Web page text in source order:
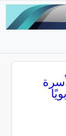
(12) الأسرة